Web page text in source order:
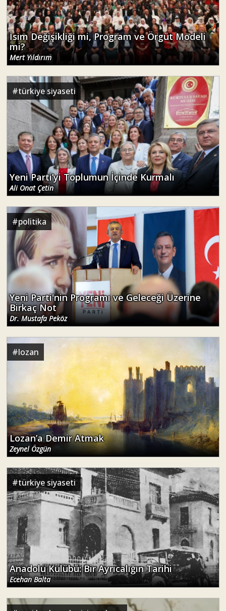
İsim Değişikliği mi, Program ve Örgüt Modeli
mi?
Mert Yıldırım
#türkiye siyaseti
Yeni Parti’yi Toplumun İçinde Kurmalı
Ali Onat Çetin
#politika
Yeni Parti'nin Programı ve Geleceği Üzerine
Birkaç Not
Dr. Mustafa Peköz
#lozan
Lozan’a Demir Atmak
Zeynel Özgün
#türkiye siyaseti
Anadolu Kulübü: Bir Ayrıcalığın Tarihi
Ecehan Balta